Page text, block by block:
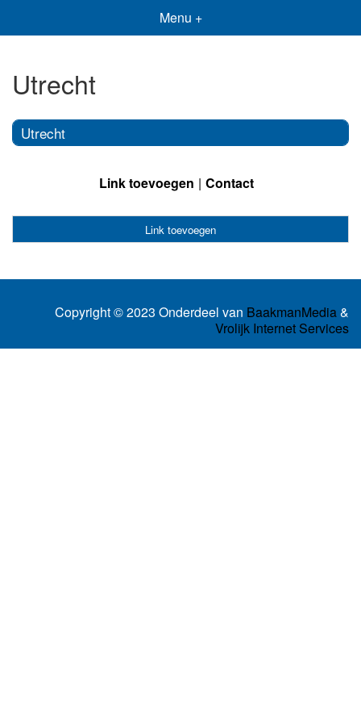
Menu +
Utrecht
Utrecht
Link toevoegen Contact
Link toevoegen
Copyright © 2023 Onderdeel van BaakmanMedia&
Vrolijk Internet Services